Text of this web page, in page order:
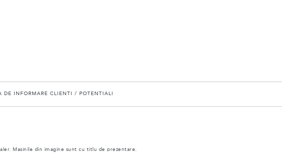
DE INFORMARE CLIENTI / POTENTIALI
Masinile din imagine sunt cu titlu de prezentare.